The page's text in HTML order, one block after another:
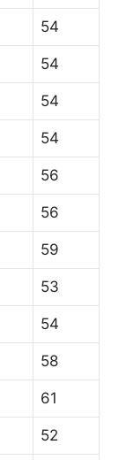
54
54
54
54
56
56
59
53
54
58
61
52